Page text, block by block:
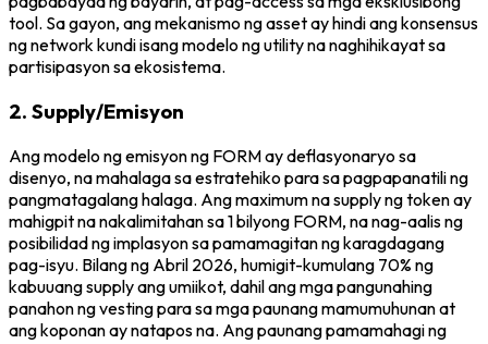
tool. Sa gayon, ang mekanismo ng asset ay hindi ang konsensus
ng network kundi isang modelo ng utility na naghihikayat sa
partisipasyon sa ekosistema.
2. Supply/Emisyon
Ang modelo ng emisyon ng FORM ay deflasyonaryo sa
disenyo, na mahalaga sa estratehiko para sa pagpapanatili ng
pangmatagalang halaga. Ang maximum na supply ng token ay
mahigpit na nakalimitahan sa 1 bilyong FORM, na nag-aalis ng
posibilidad ng implasyon sa pamamagitan ng karagdagang
pag-isyu. Bilang ng Abril 2026, humigit-kumulang 70% ng
kabuuang supply ang umiikot, dahil ang mga pangunahing
panahon ng vesting para sa mga paunang mamumuhunan at
ang koponan ay natapos na. Ang paunang pamamahagi ng